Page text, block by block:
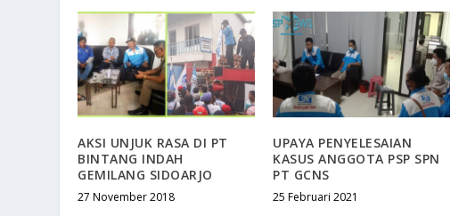
AKSI UNJUK RASA DI PT
BINTANG INDAH
GEMILANG SIDOARJO
27 November 2018
UPAYA PENYELESAIAN
KASUS ANGGOTA PSP SPN
PT GCNS
25 Februari 2021